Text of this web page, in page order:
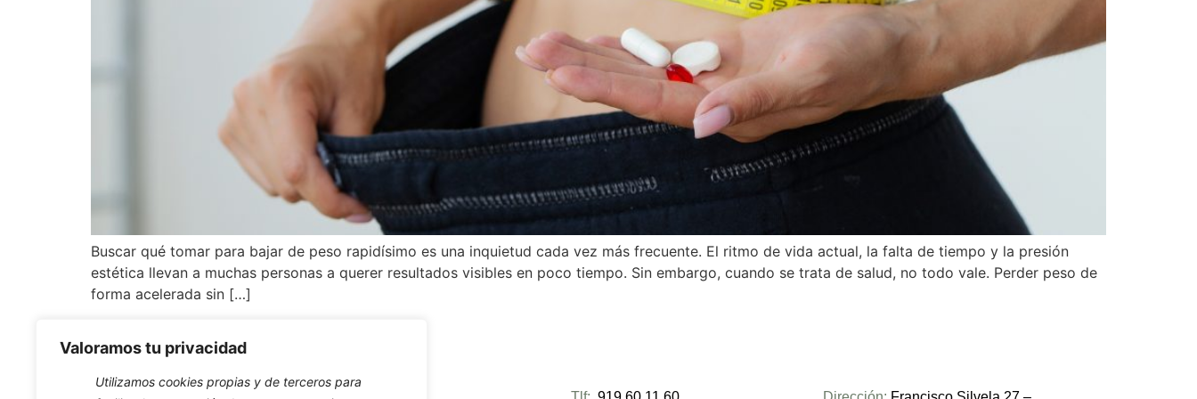
Valoramos tu privacidad
Utilizamos cookies propias y de terceros para
Buscar qué tomar para bajar de peso rapidísimo es una inquietud cada vez más frecuente. El ritmo de vida actual, la falta de tiempo y la presión
estética llevan a muchas personas a querer resultados visibles en poco tiempo. Sin embargo, cuando se trata de salud, no todo vale. Perder peso de
forma acelerada sin […]